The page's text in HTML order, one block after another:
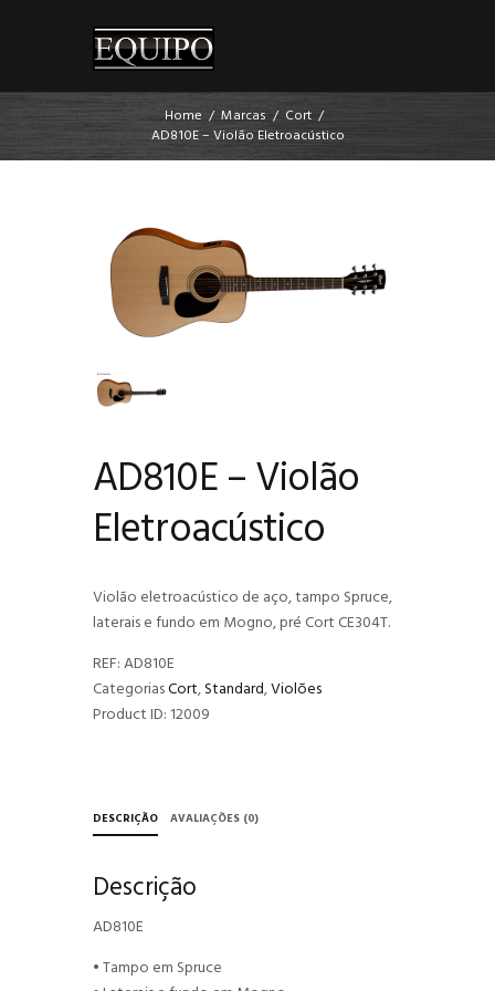
Home Marcas
Cort
AD810E – Violão Eletroacústico
AD810E – Violão
Eletroacústico
Violão eletroacústico de aço, tampo Spruce,
laterais e fundo em Mogno, pré Cort CE304T.
REF:AD810E
CategoriasCort,Standard,Violões
Product ID: 12009
DESCRIÇÃO AVALIAÇÕES (0)
Descrição
AD810E
• Tampo em Spruce